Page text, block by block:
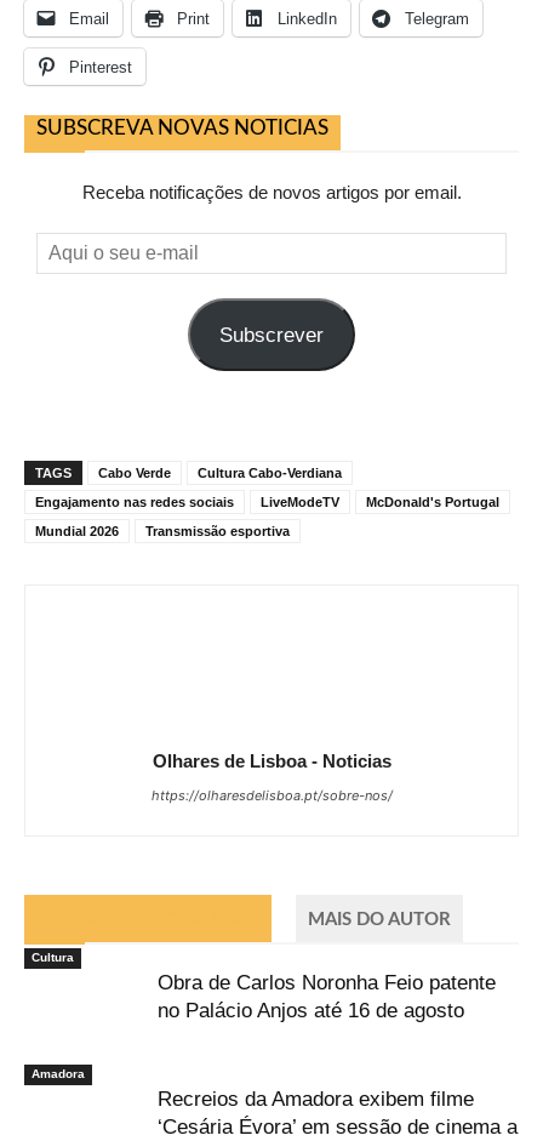
Email Print LinkedIn Telegram
Pinterest
SUBSCREVA NOVAS NOTICIAS
Receba notificações de novos artigos por email.
Aqui
o
Subscrever
TAGS Cabo Verde
Cultura Cabo-Verdiana
Engajamento nas redes sociais
LiveModeTV
McDonald's Portugal
Mundial 2026
Transmissão esportiva
Olhares de Lisboa - Noticias
https://olharesdelisboa.pt/sobre-nos/
MAIS DO AUTOR
Cultura
Obra de Carlos Noronha Feio patente
no Palácio Anjos até 16 de agosto
Amadora
Recreios da Amadora exibem filme
‘Cesária Évora’ em sessão de cinema a